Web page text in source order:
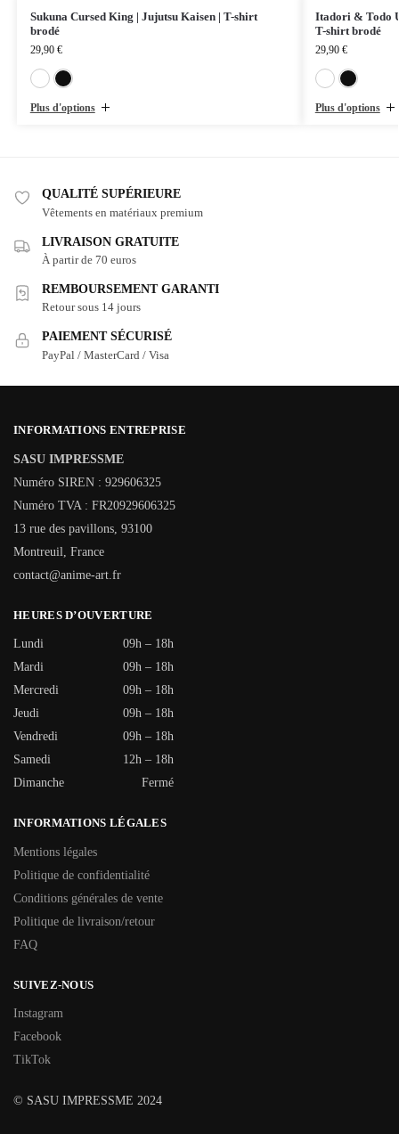
Sukuna Cursed King | Jujutsu Kaisen | T-shirt
brodé
29,90 €
Plus d'options
Itadori & Todo
T-shirt brodé
29,90 €
Plus d'options
QUALITÉ SUPÉRIEURE
Vêtements en matériaux premium
LIVRAISON GRATUITE
À partir de 70 euros
REMBOURSEMENT GARANTI
Retour sous 14 jours
PAIEMENT SÉCURISÉ
PayPal / MasterCard / Visa
INFORMATIONS ENTREPRISE
SASU IMPRESSME
Numéro SIREN : 929606325
Numéro TVA : FR20929606325
13 rue des pavillons, 93100
Montreuil, France
contact@anime-art.fr
HEURES D’OUVERTURE
Lundi
09h – 18h
Mardi
09h – 18h
Mercredi
09h – 18h
Jeudi
09h – 18h
Vendredi
09h – 18h
Samedi
12h – 18h
Dimanche
Fermé
INFORMATIONS LÉGALES
Mentions légales
Politique de confidentialité
Conditions générales de vente
Politique de livraison/retour
FAQ
SUIVEZ-NOUS
Instagram
Facebook
TikTok
© SASU IMPRESSME 2024